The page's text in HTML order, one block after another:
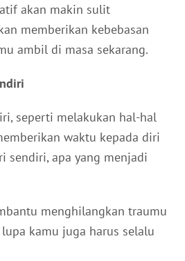
akan makin sulit
memberikan kebebasan
ambil di masa sekarang.
seperti melakukan hal-hal
waktu kepada diri
sendiri, apa yang menjadi
menghilangkan traumu
kamu juga harus selalu